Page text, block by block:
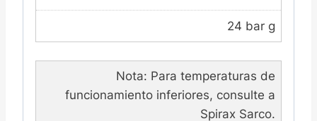
24 bar g
Nota: Para temperaturas de
funcionamiento inferiores, consulte a
Spirax Sarco.